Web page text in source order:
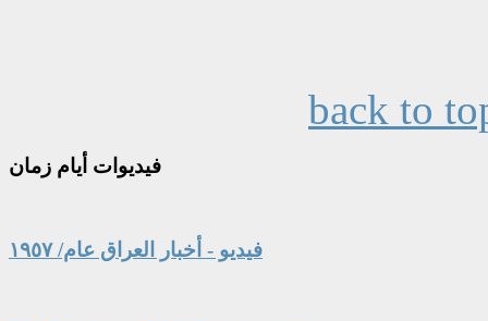
back to
فيديوات أيام زمان
فيديو - أخبار العراق عام/ ١٩٥٧